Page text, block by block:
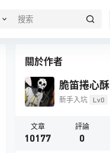
關於作者
脆笛捲心酥
新手入坑 Lv0
文章
10177
評論
0